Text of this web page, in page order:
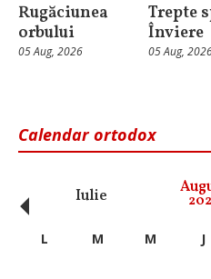
Rugăciunea
orbului
05 Aug, 2026
Trepte
Înviere
05 Aug,
Calendar ortodox
Iulie
‹ L M M J